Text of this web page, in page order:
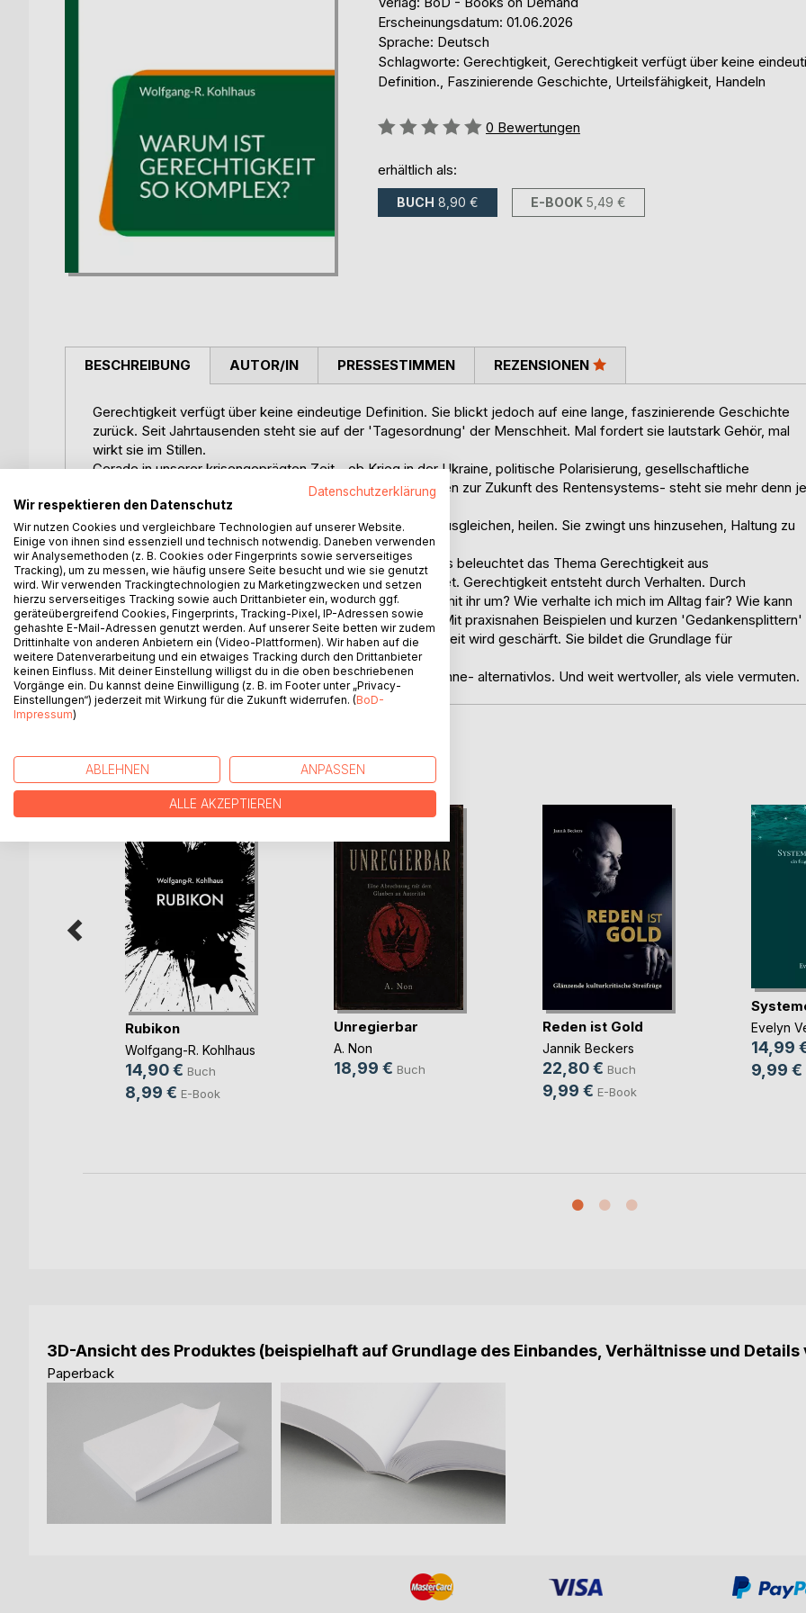
Erscheinungsdatum: 01.06.2026
Sprache: Deutsch
Schlagworte: Gerechtigkeit, Gerechtigkeit verfügt über keine
Definition., Faszinierende Geschichte, Urteilsfähigkeit, Handeln
Bewertung::
0 Bewertungen
erhältlich als:
BUCH 8,90 € E-BOOK 5,49 €
BESCHREIBUNG
Gerechtigkeit verfügt über keine eindeutige Definition. Sie blickt jedoch auf eine lange, faszinierende Geschichte
zurück. Seit Jahrtausenden steht sie auf der 'Tagesordnung' der Menschheit. Mal fordert sie lautstark Gehör, mal
wirkt sie im Stillen.
Gerade in unserer krisengeprägten Zeit - ob Krieg in der Ukraine, politische Polarisierung, gesellschaftliche
Spannungen, Gewalt im Alltag, Steuerdebatten oder Fragen zur Zukunft des Rentensystems- steht sie mehr denn je
im Brennpunkt. Unübersehbar. Unüberhörbar.
Von der Gerechtigkeit erwarten wir viel. Sie soll ordnen, ausgleichen, heilen. Sie zwingt uns hinzusehen, Haltung zu
entwickeln und Verantwortung zu übernehmen.
Dieses Buch wirft einen kurzen Blick hinter die Kulissen. Es beleuchtet das Thema Gerechtigkeit aus
unterschiedlichen Perspektiven. Abstrakt und ganz konkret. Gerechtigkeit entsteht durch Verhalten. Durch
eine innere Haltung. Fragen wie: Wie geht jeder einzelne mit ihr um? Wie verhalte ich mich im Alltag fair? Wie kann
ich mich selbst besser verstehen? werden beantwortet. Mit praxisnahen Beispielen und kurzen 'Gedankensplittern'
verbindet sich Theorie und Alltag. Die eigene Urteilsfähigkeit wird geschärft. Sie bildet die Grundlage für
gerechteres Denken und verantwortungsvolles Handeln.
Gerechtigkeit ist keine Nebensache. Sie ist -im besten Sinne- alternativlos. Und weit wertvoller, als viele vermuten.
AUTOR/IN PRESSESTIMMEN REZENSIONEN
WEITERE TITEL BEIBoD
Rubikon
Wolfgang-R. Kohlhaus
14,90 € Buch
8,99 € E-Book
Unregierbar
A. Non
18,99 € Buch
Reden ist Gold
Jannik Beckers
22,80 € Buch
9,99 € E-Book
Evelyn
14,99
9,99 €
3D-Ansicht des Produktes (beispielhaft auf Grundlage des Einbandes, Verhältnisse und
Paperback
Datenschutzerklärung
Wir respektieren den Datenschutz
Wir nutzen Cookies und vergleichbare Technologien auf unserer Website.
Einige von ihnen sind essenziell und technisch notwendig. Daneben verwenden
wir Analysemethoden (z. B. Cookies oder Fingerprints sowie serverseitiges
Tracking), um zu messen, wie häufig unsere Seite besucht und wie sie genutzt
wird. Wir verwenden Trackingtechnologien zu Marketingzwecken und setzen
hierzu serverseitiges Tracking sowie auch Drittanbieter ein, wodurch ggf.
geräteübergreifend Cookies, Fingerprints, Tracking-Pixel, IP-Adressen sowie
gehashte E-Mail-Adressen genutzt werden. Auf unserer Seite betten wir zudem
Drittinhalte von anderen Anbietern ein (Video-Plattformen). Wir haben auf die
weitere Datenverarbeitung und ein etwaiges Tracking durch den Drittanbieter
keinen Einfluss. Mit deiner Einstellung willigst du in die oben beschriebenen
Vorgänge ein. Du kannst deine Einwilligung (z. B. im Footer unter „Privacy-
Einstellungen“) jederzeit mit Wirkung für die Zukunft widerrufen. (BoD-
Impressum)
ABLEHNEN ANPASSEN
ALLE AKZEPTIEREN